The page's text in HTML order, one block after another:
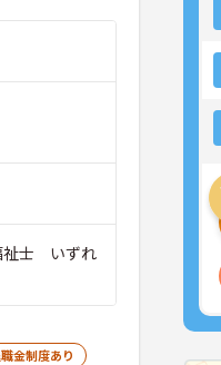
祉士 いずれ
金制度あり